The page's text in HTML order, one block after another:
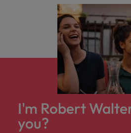
I'm Robert
you?